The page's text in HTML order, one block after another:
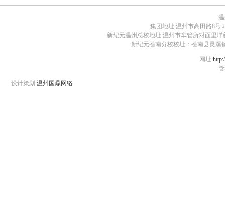
集团地址:温州市高田路8号
新纪元温州总校地址:温州市车管所对面里垟
新纪元苍南分校校址：苍南县灵溪
网址:
设计策划:温州国鼎网络